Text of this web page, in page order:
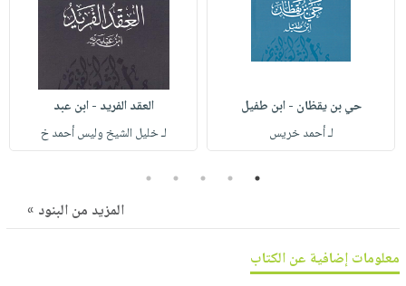
صابون
مناسبات
فيديوهات
يتكرر
انشر
كتابك
التسوق
نشرة
حي بن يقظان - ابن طفيل
لـ أحمد خريس
العقد الفريد - ابن عبد
لـ خليل الشيخ وليس أحمد خ
1
2
3
4
5
المزيد من البنود »
معلومات إضافية عن الكتاب